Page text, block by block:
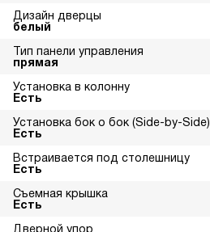
Дизайн дверцы
белый
Тип панели управления
прямая
Установка в колонну
Есть
Установка бок о бок (Side-by-Side)
Есть
Встраивается под столешницу
Есть
Съемная крышка
Есть
Дверной упор